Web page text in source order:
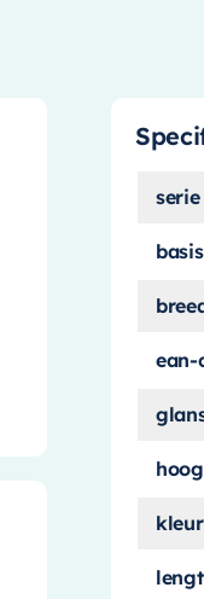
serie
ean-
kleur